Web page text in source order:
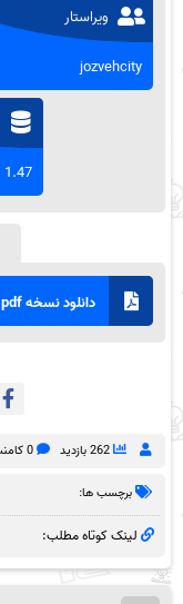
ویراستار
jozvehcity
1.47 مگابایت
دانلود نسخه pdf
262 بازدید 0 کامنت
برچسب ها:
لینک کوتاه مطلب: